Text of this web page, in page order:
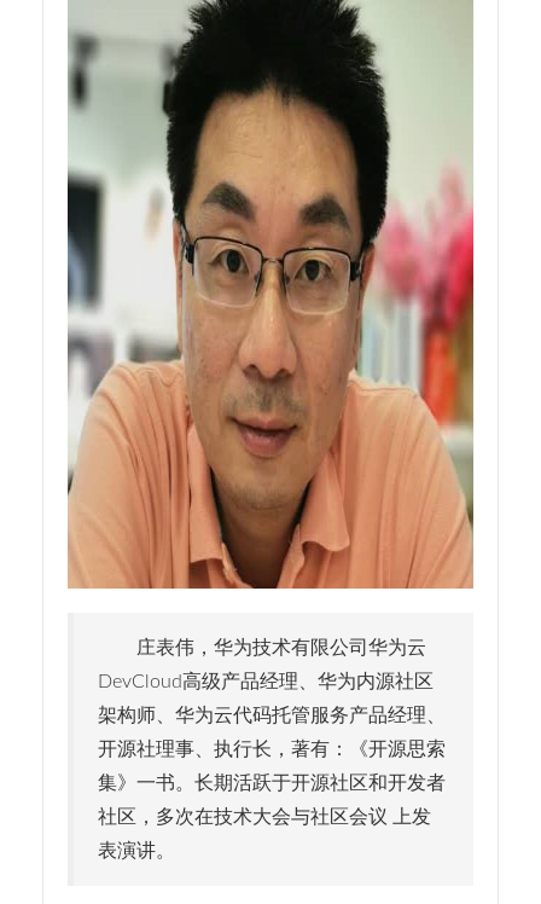
庄表伟，华为技术有限公司华为云
DevCloud高级产品经理、华为内源社区
架构师、华为云代码托管服务产品经理、
开源社理事、执行长，著有：《开源思索
集》一书。长期活跃于开源社区和开发者
社区，多次在技术大会与社区会议 上发
表演讲。